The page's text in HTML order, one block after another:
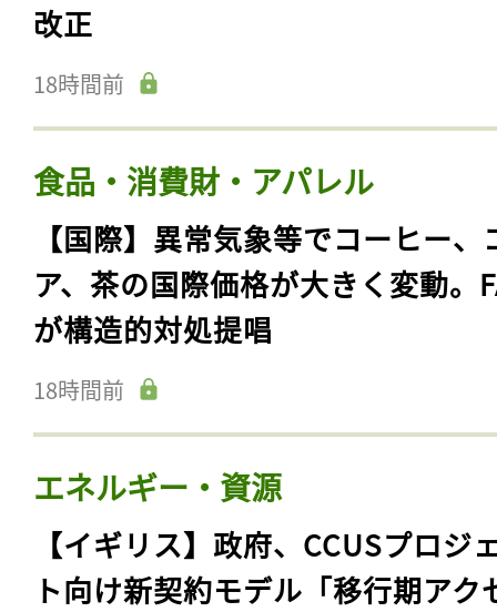
改正
18時間前
食品・消費財・アパレル
【国際】異常気象等でコーヒー、
ア、茶の国際価格が大きく変動。
が構造的対処提唱
18時間前
エネルギー・資源
【イギリス】政府、CCUSプロジ
ト向け新契約モデル「移行期アク